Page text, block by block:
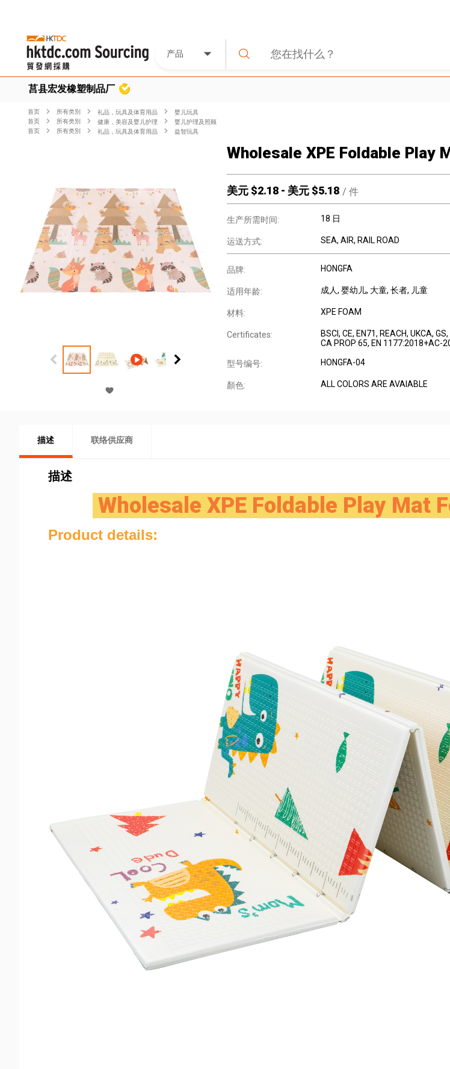
产品
莒县宏发橡塑制品厂
首页 所有类別 礼品，玩具及体育用品
婴儿玩具
首页
所有类別 健康，美容及婴儿护理
婴儿护理及照顾
首页
所有类別 礼品，玩具及体育用品 益智玩具
Wholesale XPE Foldable Play
美元 $2.18 - 美元 $5.18 / 件
生产所需时间: 18 日
运送方式: SEA, AIR, RAIL ROAD
品牌: HONGFA
适用年龄: 成人, 婴幼儿, 大童, 长者, 儿童
材料: XPE FOAM
Certificates:
BSCI, CE, EN71, REACH, UKCA,
CA PROP 65, EN 1177:2018+AC-
型号编号: HONGFA-04
顏色: ALL COLORS ARE AVAIABLE
描述 联络供应商
描述
Wholesale XPE Foldable Play Mat
Product details: